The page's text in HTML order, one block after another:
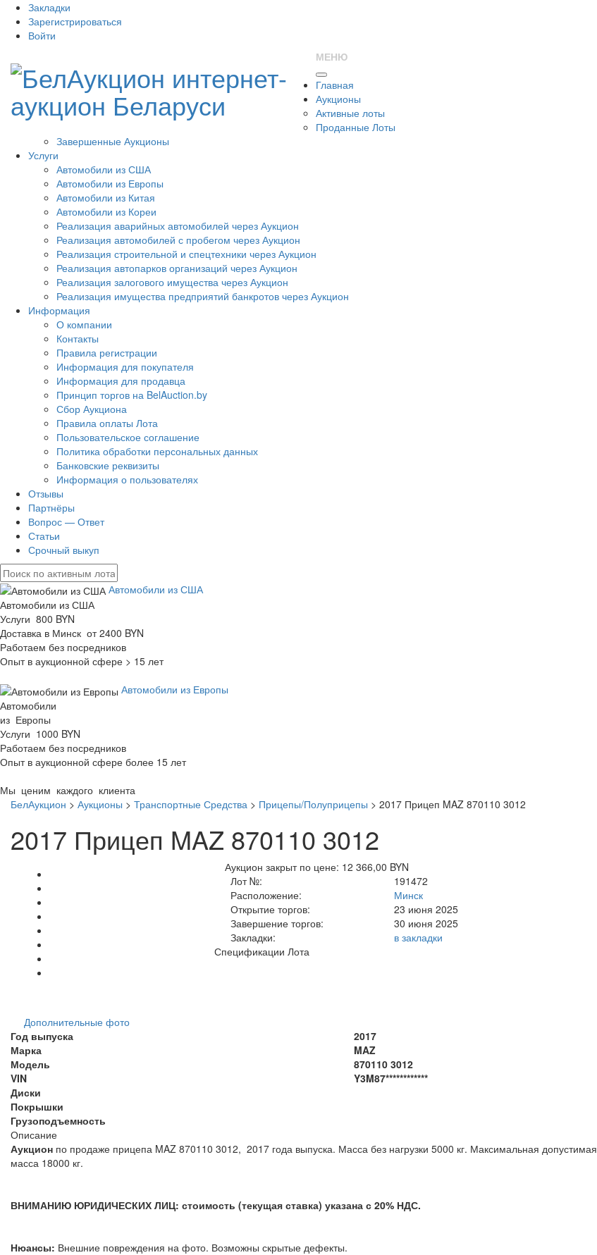
Закладки
Зарегистрироваться
Войти
МЕНЮ
Главная
Аукционы
Активные лоты
Проданные Лоты
Завершенные Аукционы
Услуги
Автомобили из США
Автомобили из Европы
Автомобили из Китая
Автомобили из Кореи
Реализация аварийных автомобилей через Аукцион
Реализация автомобилей с пробегом через Аукцион
Реализация строительной и спецтехники через Аукцион
Реализация автопарков организаций через Аукцион
Реализация залогового имущества через Аукцион
Реализация имущества предприятий банкротов через Аукцион
Информация
О компании
Контакты
Правила регистрации
Информация для покупателя
Информация для продавца
Принцип торгов на BelAuction.by
Сбор Аукциона
Правила оплаты Лота
Пользовательское соглашение
Политика обработки персональных данных
Банковские реквизиты
Информация о пользователях
Отзывы
Партнёры
Вопрос — Ответ
Статьи
Срочный выкуп
Автомобили из США
Автомобили из США
Услуги 800 BYN
Доставка в Минск от 2400 BYN
Работаем без посредников
Опыт в аукционной сфере > 15 лет
Автомобили из Европы
Автомобили
из Европы
Услуги 1000 BYN
Работаем без посредников
Опыт в аукционной сфере более 15 лет
Мы ценим каждого клиента
БелАукцион > Аукционы > Транспортные Средства > Прицепы/Полуприцепы > 2017 Прицеп MAZ 870110 3012
2017 Прицеп MAZ 870110 3012
Дополнительные фото
Аукцион закрыт по цене: 12 366,00 BYN
Лот №:
191472
Расположение:
Минск
Открытие торгов:
23 июня 2025
Завершение торгов:
30 июня 2025
Закладки:
в закладки
Спецификации Лота
Год выпуска
2017
Марка
MAZ
Модель
870110 3012
VIN
Y3M87************
Диски
Покрышки
Грузоподъемность
Описание
Аукцион по продаже прицепа MAZ 870110 3012, 2017 года выпуска. Масса без нагрузки 5000 кг. Максимальная допустимая
масса 18000 кг.
ВНИМАНИЮ ЮРИДИЧЕСКИХ ЛИЦ: стоимость (текущая ставка) указана с 20% НДС.
Нюансы: Внешние повреждения на фото. Возможны скрытые дефекты.